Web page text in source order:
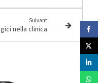
Suivant
nella clinica